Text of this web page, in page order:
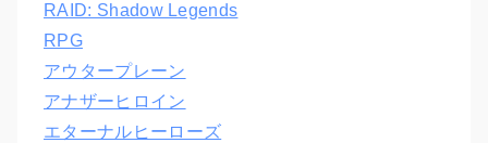
RAID: Shadow Legends
RPG
アウタープレーン
アナザーヒロイン
エターナルヒーローズ